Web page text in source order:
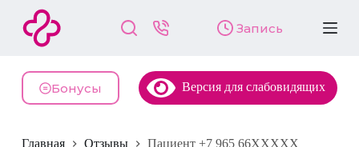
й
и
у
Запись
Бонусы Версия для слабовидящих
Главная Отзывы Пациент +7 965 66XXXXX